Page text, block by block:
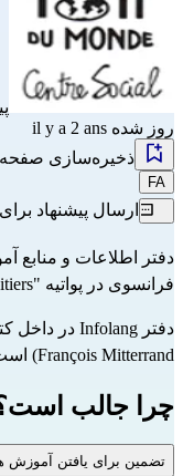
روز شده il y a 2 ans
ذخیره‌سازی صفحه
FA
ارسال پیشنهاد
دفتر اطلاعات و منابع
فرانسوی در پواتیه "Poitiers" هستند.
François Mitterrand) است.
چرا جالب
تضمین برای یافتن آموزش